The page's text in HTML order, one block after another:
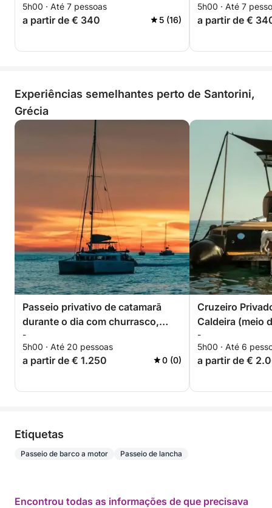
5h00 · Até 7 pessoas
a partir de € 340 5 (16)
5h00 · Até 7
a partir de €
Experiências semelhantes perto de Santorini,
Grécia
Passeio privativo de catamarã
durante o dia com churrasco,
bebidas e traslados.
-
5h00 · Até 20 pessoas
a partir de € 1.250 0 (0)
Cruzeiro
Caldeira (meio
-
5h00 · Até 6
a partir de €
Etiquetas
Passeio de barco a motor Passeio de lancha
Encontrou todas as informações de que precisava